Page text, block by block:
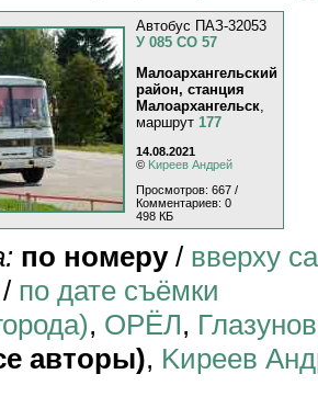
Автобус ПАЗ-32053
У 085 СО 57
Малоархангельский
район, станция
Малоархангельск,
маршрут 177
14.08.2021
© Kиpeeв Aндpeй
Просмотров: 667 /
Комментариев: 0
498 КБ
по номеру/ вверху
/ по дате съёмки
, ОРЁЛ,
авторы), Kиpeeв